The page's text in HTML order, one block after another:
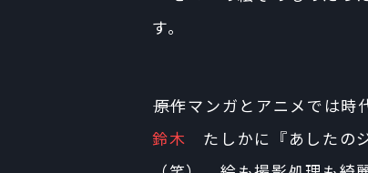
す。
――原作マンガとアニメでは
鈴木 たしかに『あしたの